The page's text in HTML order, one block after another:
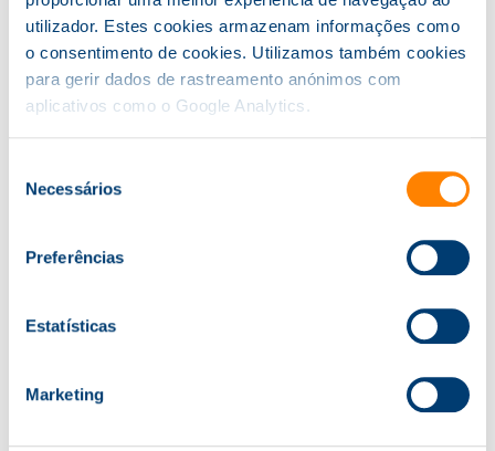
utilizador. Estes cookies armazenam informações como
o consentimento de cookies. Utilizamos também cookies
para gerir dados de rastreamento anónimos com
aplicativos como o Google Analytics.
Necessários
Preferências
Estatísticas
Marketing
Para mais informações, contacte-nos.
Tel.22 605 22 50. email:formacao@knowit.pt
Cursos Relacionados